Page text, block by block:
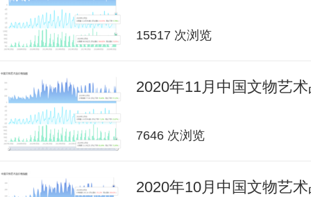
15517 次浏览
2020年11月中国文物艺
7646 次浏览
2020年10月中国文物艺